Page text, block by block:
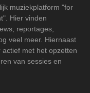
muziekplatform "for
Hier vinden
reportages,
veel meer. Hiernaast
met het opzetten
van sessies en